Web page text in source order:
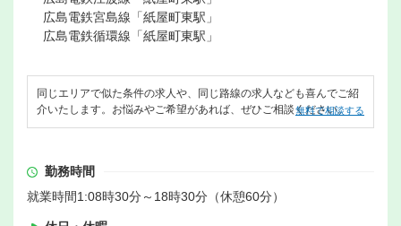
広島電鉄宮島線「紙屋町東駅」
広島電鉄循環線「紙屋町東駅」
同じエリアで似た条件の求人や、同じ路線の求人なども喜んでご紹
介いたします。お悩みやご希望があれば、ぜひご相談ください。
無料で相談する
勤務時間
就業時間1:08時30分～18時30分（休憩60分）